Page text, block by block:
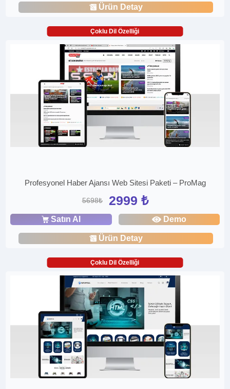
Ürün Detay
Çoklu Dil Özelliği
Profesyonel Haber Ajansı Web Sitesi Paketi – ProMag
5698₺ 2999 ₺
Satın Al Demo
Ürün Detay
Çoklu Dil Özelliği